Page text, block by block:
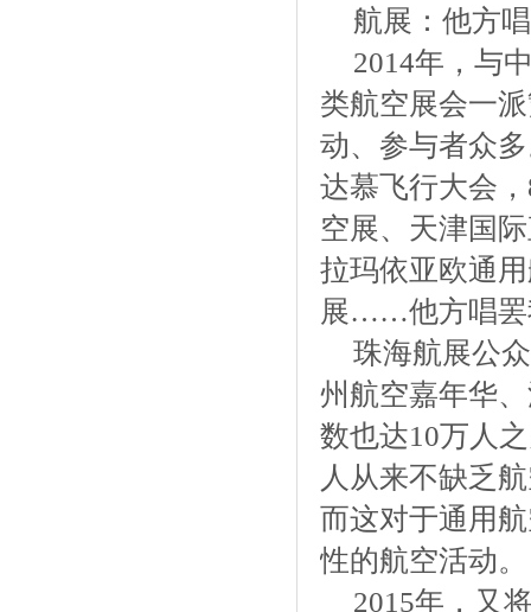
航展：他方
2014年，与
类航空展会一
动、参与者众
达慕飞行大会
空展、天津国
拉玛依亚欧通
展……他方唱罢
珠海航展公
州航空嘉年华
数也达10万人
人从来不缺乏
而这对于通用
性的航空活动。
2015年，又